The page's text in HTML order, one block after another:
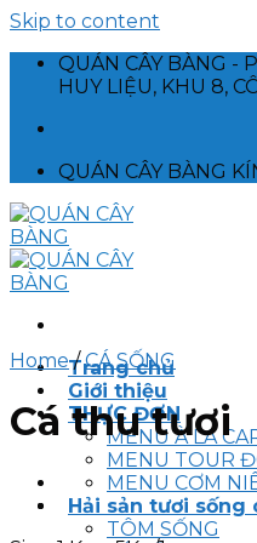
Skip to content
QUÁN CÂY BÀNG -
HUY LIỆU, KHU 8,
QUÁN CÂY BÀNG
Trang chủ
Giới thiệu
THỰC ĐƠN
MENU À LA
MENU TOUR
MENU CƠM
Hải sản tươi sống
TÔM SỐNG
Home / CÁ SỐNG
Cá thu tươi